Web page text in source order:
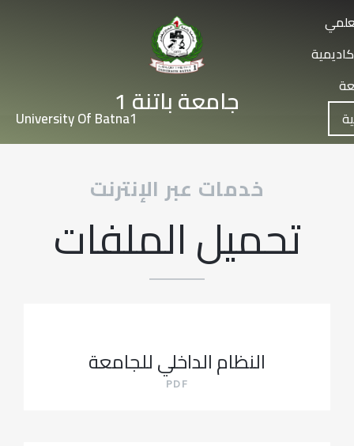
جامعة باتنة 1University Of Batna1
خدمات عبر الإنترنت
تحميل الملفات
النظام الداخلي للجامعة
PDF